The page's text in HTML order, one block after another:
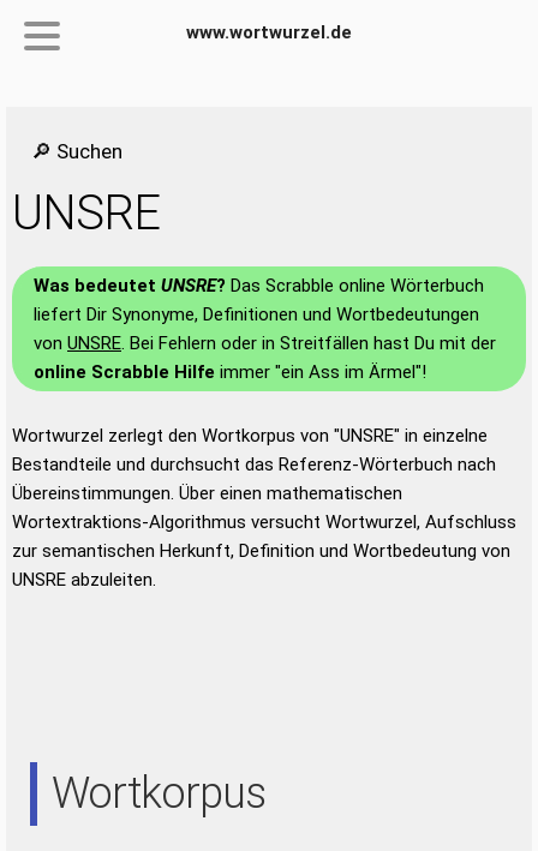
www.wortwurzel.de
🔎 Suchen
UNSRE
Was bedeutet UNSRE? Das Scrabble online Wörterbuch
liefert Dir Synonyme, Definitionen und Wortbedeutungen
von UNSRE. Bei Fehlern oder in Streitfällen hast Du mit der
online Scrabble Hilfe immer "ein Ass im Ärmel"!
Wortwurzel zerlegt den Wortkorpus von "UNSRE" in einzelne
Bestandteile und durchsucht das Referenz-Wörterbuch nach
Übereinstimmungen. Über einen mathematischen
Wortextraktions-Algorithmus versucht Wortwurzel, Aufschluss
zur semantischen Herkunft, Definition und Wortbedeutung von
UNSRE abzuleiten.
Wortkorpus